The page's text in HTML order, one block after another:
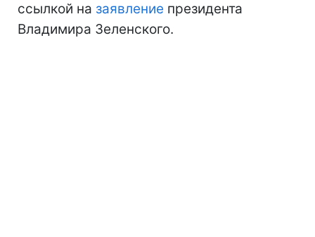
ссылкой на заявление президента
Владимира Зеленского.